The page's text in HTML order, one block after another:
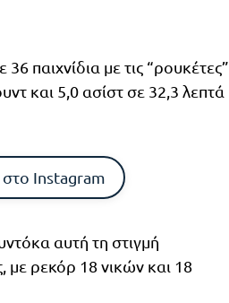
παιχνίδια με τις “ρουκέτες”,
και 5,0 ασίστ σε 32,3 λεπτά
στο Instagram
αυτή τη στιγμή
με ρεκόρ 18 νικών και 18